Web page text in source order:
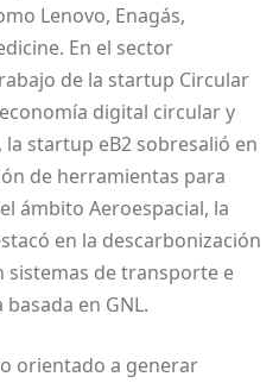
Lenovo, Enagás,
En el sector
de la startup Circular
digital circular y
la startup eB2 sobresalió en
de herramientas para
ámbito Aeroespacial, la
en la descarbonización
sistemas de transporte e
en GNL.
orientado a generar